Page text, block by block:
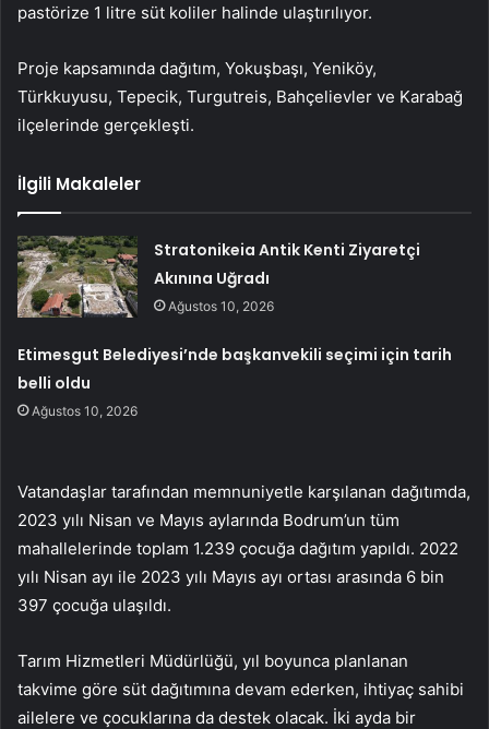
pastörize 1 litre süt koliler halinde ulaştırılıyor.
Proje kapsamında dağıtım, Yokuşbaşı, Yeniköy,
Türkkuyusu, Tepecik, Turgutreis, Bahçelievler ve Karabağ
ilçelerinde gerçekleşti.
İlgili Makaleler
Stratonikeia Antik Kenti Ziyaretçi
Akınına Uğradı
Ağustos 10, 2026
Etimesgut Belediyesi’nde başkanvekili seçimi için tarih
belli oldu
Ağustos 10, 2026
Vatandaşlar tarafından memnuniyetle karşılanan dağıtımda,
2023 yılı Nisan ve Mayıs aylarında Bodrum’un tüm
mahallelerinde toplam 1.239 çocuğa dağıtım yapıldı. 2022
yılı Nisan ayı ile 2023 yılı Mayıs ayı ortası arasında 6 bin
397 çocuğa ulaşıldı.
Tarım Hizmetleri Müdürlüğü, yıl boyunca planlanan
takvime göre süt dağıtımına devam ederken, ihtiyaç sahibi
ailelere ve çocuklarına da destek olacak. İki ayda bir